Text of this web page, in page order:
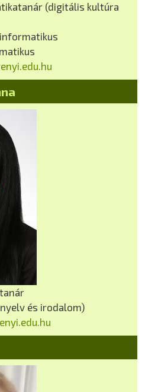
(digitális kultúra
és irodalom)